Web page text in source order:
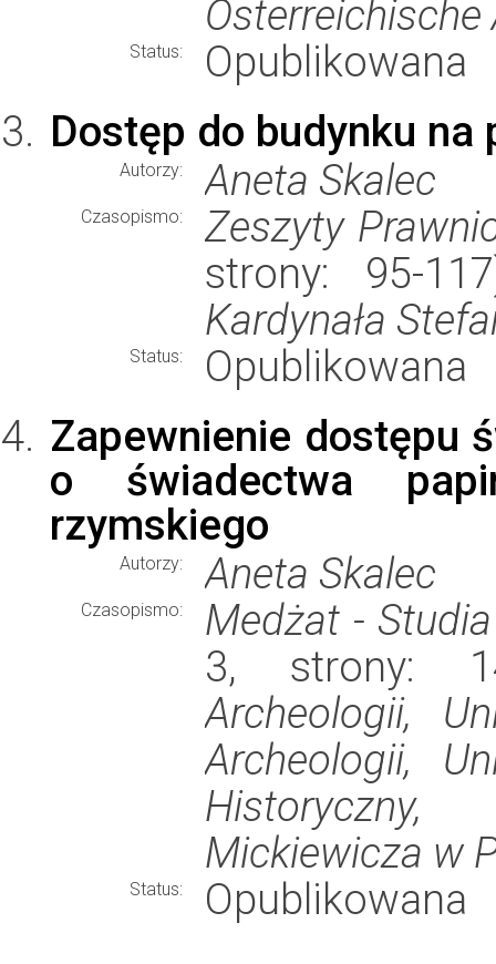
Status:
Opublikowana
Dostęp do budynku
Autorzy: Aneta Skalec
Czasopismo:
Zeszyty
strony: 95-
Kardynała
Status:
Opublikowana
Zapewnienie dostępu
o świadectwa
rzymskiego
Autorzy: Aneta Skalec
Czasopismo:
Medżat -
3, strony:
Archeologii,
Archeologii,
Mickiewicza w
Status: Opublikowana